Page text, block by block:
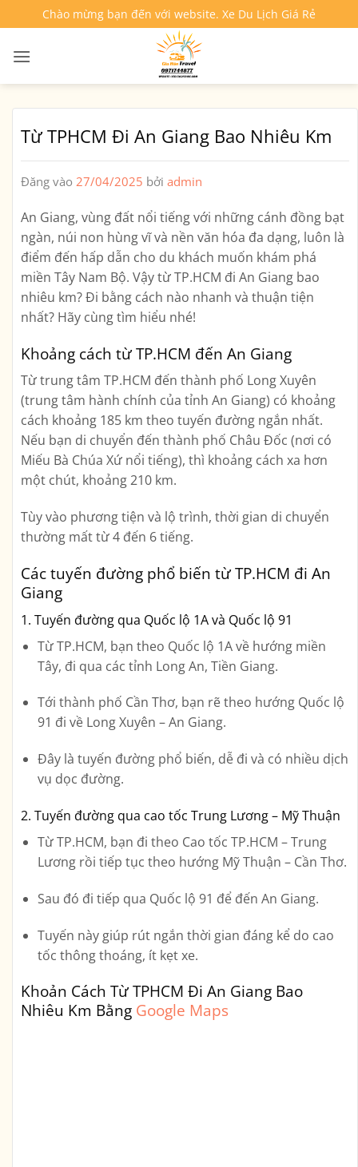
qua
nội
Chào mừng bạn đến với website. Xe Du Lịch Giá Rẻ
Từ TPHCM Đi An Giang Bao Nhiêu Km
Đăng vào 27/04/2025 bởi admin
An Giang, vùng đất nổi tiếng với những cánh đồng bạt
ngàn, núi non hùng vĩ và nền văn hóa đa dạng, luôn là
điểm đến hấp dẫn cho du khách muốn khám phá
miền Tây Nam Bộ. Vậy từ TP.HCM đi An Giang bao
nhiêu km? Đi bằng cách nào nhanh và thuận tiện
nhất? Hãy cùng tìm hiểu nhé!
Khoảng cách từ TP.HCM đến An Giang
Từ trung tâm TP.HCM đến thành phố Long Xuyên
(trung tâm hành chính của tỉnh An Giang) có khoảng
cách khoảng 185 km theo tuyến đường ngắn nhất.
Nếu bạn di chuyển đến thành phố Châu Đốc (nơi có
Miếu Bà Chúa Xứ nổi tiếng), thì khoảng cách xa hơn
một chút, khoảng210 km.
Tùy vào phương tiện và lộ trình, thời gian di chuyển
thường mất từ4 đến 6 tiếng.
Các tuyến đường phổ biến từ TP.HCM đi An
Giang
1. Tuyến đường qua Quốc lộ 1A và Quốc lộ 91
Từ TP.HCM, bạn theo Quốc lộ 1Avề hướng miền
Tây, đi qua các tỉnh Long An, Tiền Giang.
Tới thành phố Cần Thơ, bạn rẽ theo hướng Quốc lộ
91 đi về Long Xuyên – An Giang.
Đây là tuyến đường phổ biến, dễ đi và có nhiều dịch
vụ dọc đường.
2. Tuyến đường qua cao tốc Trung Lương – Mỹ Thuận
Từ TP.HCM, bạn đi theo Cao tốc TP.HCM – Trung
Lươngrồi tiếp tục theo hướng Mỹ Thuận – Cần Thơ.
Sau đó đi tiếp qua Quốc lộ 91 để đến An Giang.
Tuyến này giúp rút ngắn thời gian đáng kể do cao
tốc thông thoáng, ít kẹt xe.
Khoản Cách Từ TPHCM Đi An Giang Bao
Nhiêu Km Bằng Google Maps